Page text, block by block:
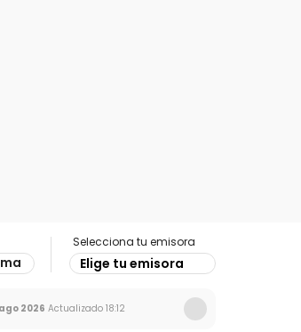
Selecciona tu emisora
Elige tu emisora
2026 Actualizado 18:12